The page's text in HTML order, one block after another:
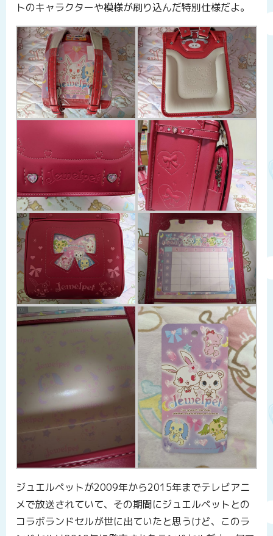
トのキャラクターや模様が刷り込んだ特別仕様だよ。
ジュエルペットが2009年から2015年までテレビアニ
メで放送されていて、その期間にジュエルペットとの
コラボランドセルが世に出ていたと思うけど、このラ